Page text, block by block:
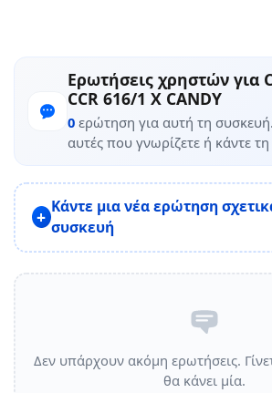
Ερωτήσεις χρηστών για
CCR 616/1 X CANDY
0 ερώτηση για αυτή τη
αυτές που γνωρίζετε ή κάντε
Κάντε μια νέα ερώτηση
συσκευή
Δεν υπάρχουν ακόμη ερωτήσεις.
θα κάνει μία.